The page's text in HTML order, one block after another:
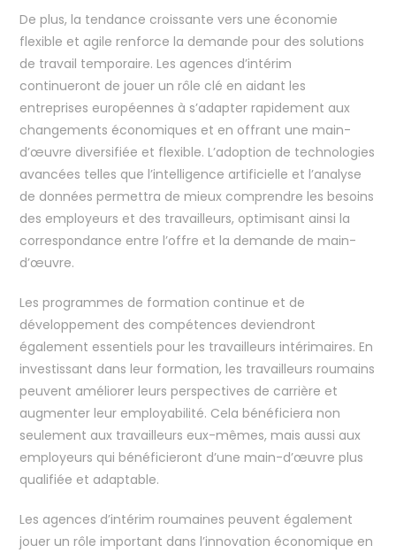
De plus, la tendance croissante vers une économie
flexible et agile renforce la demande pour des solutions
de travail temporaire. Les agences d’intérim
continueront de jouer un rôle clé en aidant les
entreprises européennes à s’adapter rapidement aux
changements économiques et en offrant une main-
d’œuvre diversifiée et flexible. L’adoption de technologies
avancées telles que l’intelligence artificielle et l’analyse
de données permettra de mieux comprendre les besoins
des employeurs et des travailleurs, optimisant ainsi la
correspondance entre l’offre et la demande de main-
d’œuvre.
Les programmes de formation continue et de
développement des compétences deviendront
également essentiels pour les travailleurs intérimaires. En
investissant dans leur formation, les travailleurs roumains
peuvent améliorer leurs perspectives de carrière et
augmenter leur employabilité. Cela bénéficiera non
seulement aux travailleurs eux-mêmes, mais aussi aux
employeurs qui bénéficieront d’une main-d’œuvre plus
qualifiée et adaptable.
Les agences d’intérim roumaines peuvent également
jouer un rôle important dans l’innovation économique en